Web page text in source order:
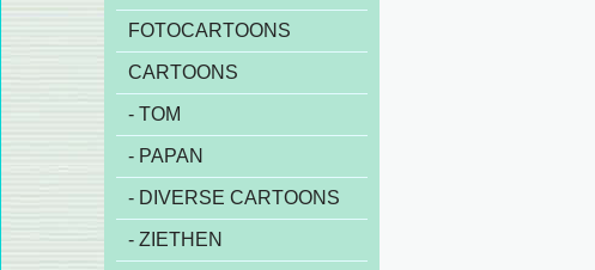
FOTOCARTOONS
CARTOONS
- TOM
- PAPAN
- DIVERSE CARTOONS
- ZIETHEN